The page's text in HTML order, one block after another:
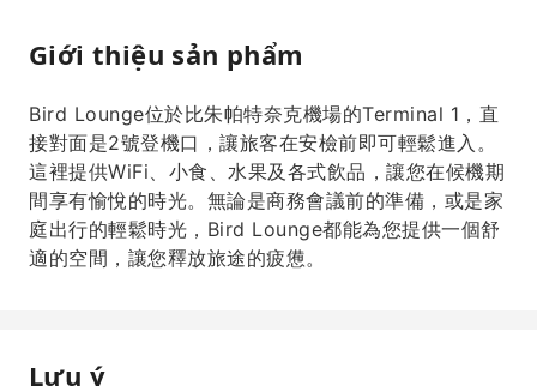
Giới thiệu sản phẩm
Bird Lounge位於比朱帕特奈克機場的Terminal 1，直
接對面是2號登機口，讓旅客在安檢前即可輕鬆進入。
這裡提供WiFi、小食、水果及各式飲品，讓您在候機期
間享有愉悅的時光。無論是商務會議前的準備，或是家
庭出行的輕鬆時光，Bird Lounge都能為您提供一個舒
適的空間，讓您釋放旅途的疲憊。
Lưu ý